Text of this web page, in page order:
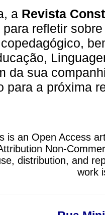
a Revista
refletir
da sua
para a próxima
is an Open Access
Non-
distribution, and
work